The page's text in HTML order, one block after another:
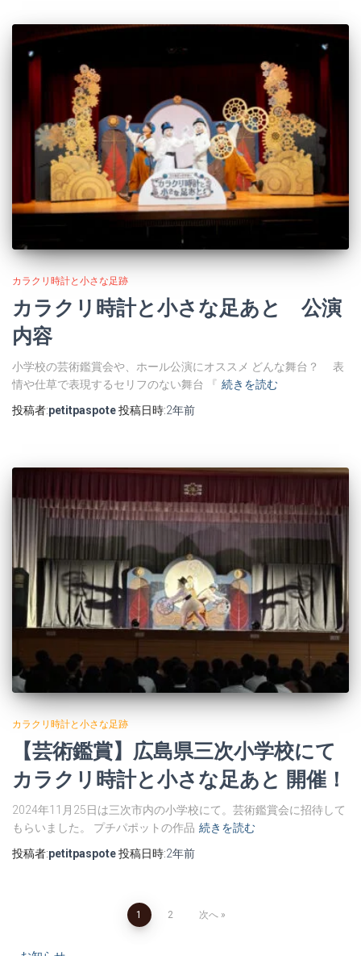
カラクリ時計と小さな足跡
カラクリ時計と小さな足あと 公演
内容
小学校の芸術鑑賞会や、ホール公演にオススメ どんな舞台？ 表
情や仕草で表現するセリフのない舞台 『 続きを読む
投稿者:petitpaspote投稿日時:2年前
カラクリ時計と小さな足跡
【芸術鑑賞】広島県三次小学校にて
カラクリ時計と小さな足あと 開催！
2024年11月25日は三次市内の小学校にて。芸術鑑賞会に招待して
もらいました。 プチパポットの作品 続きを読む
投稿者:petitpaspote投稿日時:2年前
1 2 次へ